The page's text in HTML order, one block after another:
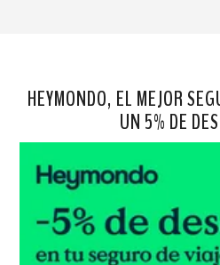
HEYMONDO, EL MEJOR
UN 5% DE